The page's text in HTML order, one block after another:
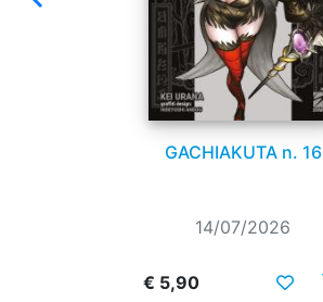
GACHIAKUTA n. 16
14/07/2026
€ 5,90